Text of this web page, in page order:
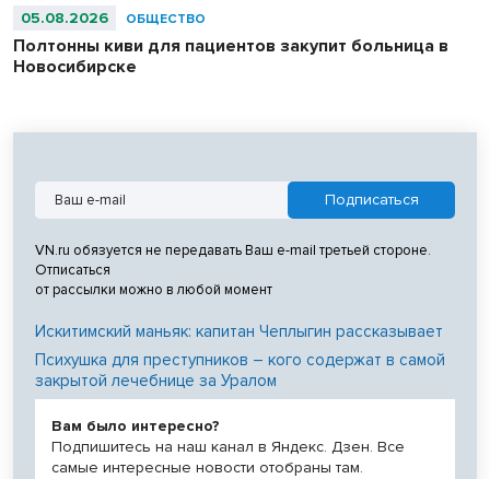
05.08.2026 ОБЩЕСТВО
Полтонны киви для пациентов закупит больница в
Новосибирске
VN.ru обязуется не передавать Ваш e-mail третьей стороне.
Отписаться
от рассылки можно в любой момент
Искитимский маньяк: капитан Чеплыгин рассказывает
Психушка для преступников – кого содержат в самой
закрытой лечебнице за Уралом
Вам было интересно?
Подпишитесь на наш канал в Яндекс. Дзен. Все
самые интересные новости отобраны там.